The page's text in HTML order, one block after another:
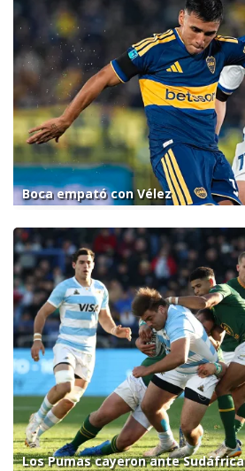
Boca empató con Vélez
Los Pumas cayeron ante Sudáfrica